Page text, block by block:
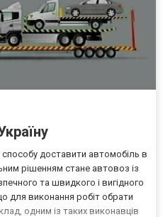
доставити автомобіль в
рішенням стане автовоз із
та швидкого і вигідного
для виконання робіт обрати
одним із таких виконавців